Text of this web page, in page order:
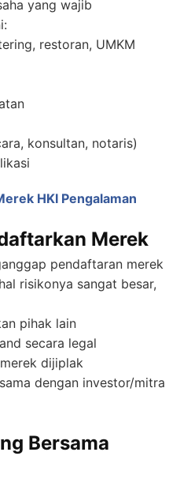
yang wajib
restoran, UMKM
konsultan, notaris)
HKI Pengalaman
Merek
pendaftaran merek
risikonya sangat besar,
pihak lain
secara legal
dijiplak
dengan investor/mitra
Bersama